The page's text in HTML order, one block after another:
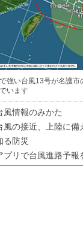
強い台風13号が名護
います
風情報のみかた
風の接近、上陸に備
る防災
プリで台風進路予報